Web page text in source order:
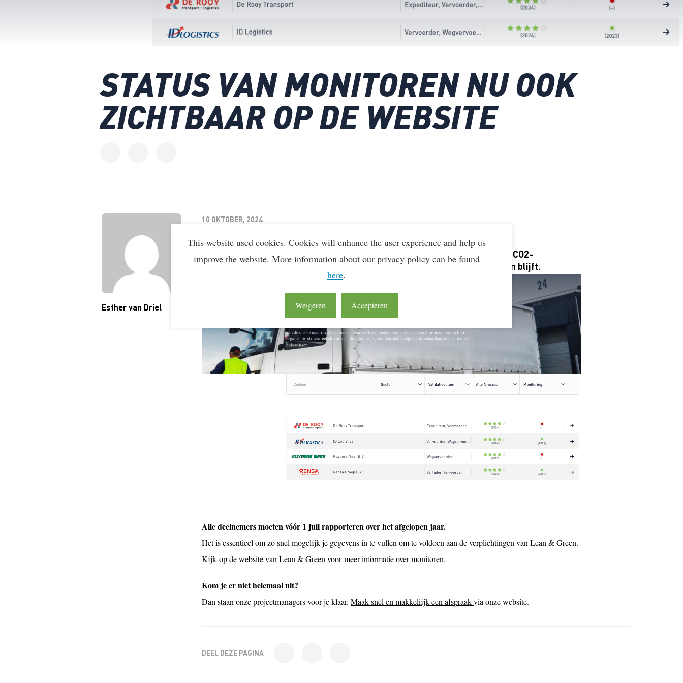
STATUS VAN MONITOREN NU OOK
ZICHTBAAR OP DE WEBSITE
Esther van Driel
10 OKTOBER, 2024
Vanaf nu is de monitoringsstatus van alle deelnemers zichtbaar op de
deelnemerswebsite
van Lean & Green. Dit zorgt voor transparantie over je CO2-
reductieprestaties, waardoor de waarde van je Lean & Green Star behouden blijft.
Alle deelnemers moeten vóór 1 juli rapporteren over het afgelopen jaar.
Het is essentieel om zo snel mogelijk je gegevens in te vullen om te voldoen aan de verplichtingen van Lean & Green.
Kijk op de website van Lean & Green voormeer informatie over monitoren.
Kom je er niet helemaal uit?
Dan staan onze projectmanagers voor je klaar. Maak snel en makkeliijk een afspraakvia onze website.
DEEL DEZE PAGINA
This website used cookies. Cookies will enhance the user experience and help us
improve the website. More information about our privacy policy can be found
here.
Weigeren Accepteren